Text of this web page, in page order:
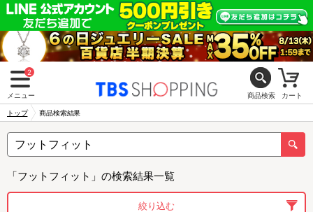
2
メニュー 商品検索 カート
トップ 商品検索結果
「フットフィット」の検索結果一覧
絞り込む